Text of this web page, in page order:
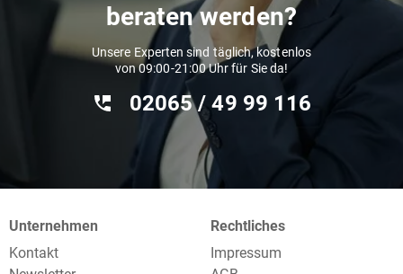
beraten werden?
Unsere Experten sind täglich, kostenlos
von 09:00-21:00 Uhr für Sie da!
02065 / 49 ‌99 116
Unternehmen
Kontakt
Rechtliches
Impressum